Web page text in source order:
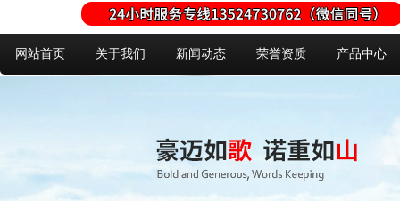
网站首页 关于我们 新闻动态 荣誉资质 产品中心